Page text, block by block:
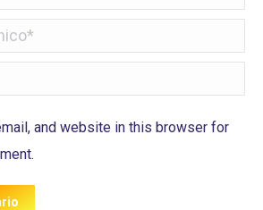
*
and website in this browser for